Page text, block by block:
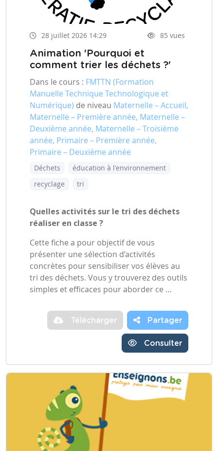
28 juillet 2026 14:29 85 vues
Animation 'Pourquoi et
comment trier les déchets ?'
Dans le cours : FMTTN (Formation
Manuelle Technique Technologique et
Numérique) de niveau Maternelle – Accueil,
Maternelle – Première année, Maternelle –
Deuxième année, Maternelle – Troisième
année, Primaire – Première année,
Primaire – Deuxième année
Déchets
éducation à l'environnement
recyclage
tri
Quelles activités sur le tri des déchets
réaliser en classe ?
Cette fiche a pour objectif de vous
présenter une sélection d’activités
concrètes pour sensibiliser vos élèves au
tri des déchets. Vous y trouverez des outils
simples et efficaces pour aborder ce …
Télécharger Partager
Consulter